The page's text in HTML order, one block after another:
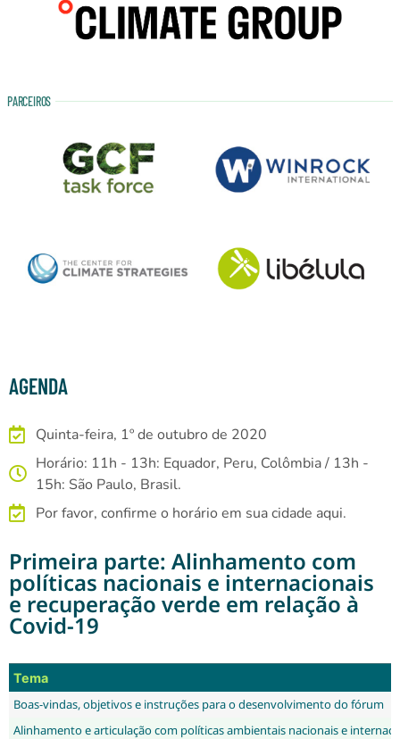
PARCEIROS
AGENDA
Quinta-feira, 1º de outubro de 2020
Horário: 11h - 13h: Equador, Peru, Colômbia / 13h -
15h: São Paulo, Brasil.
Por favor, confirme o horário em sua cidade aqui.
Primeira parte: Alinhamento com
políticas nacionais e internacionais
e recuperação verde em relação à
Covid-19
Tema
Boas-vindas, objetivos e instruções para o desenvolvimento do fórum
Alinhamento e articulação com políticas ambientais nacionais e